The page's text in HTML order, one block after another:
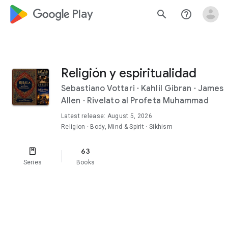
google_logo Play search help_outline
Religión y espiritualidad
Sebastiano Vottari · Kahlil Gibran · James
Allen · Rivelato al Profeta Muhammad
Latest release: August 5, 2026
Religion · Body, Mind & Spirit · Sikhism
Series
63
Books